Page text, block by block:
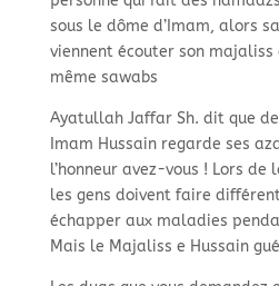
sous le dôme d’Imam, alors
viennent écouter son
même sawabs
Ayatullah Jaffar Sh. dit que
Imam Hussain regarde ses
l’honneur avez-vous ! Lors de
les gens doivent faire
échapper aux maladies
Mais le Majaliss e Hussain